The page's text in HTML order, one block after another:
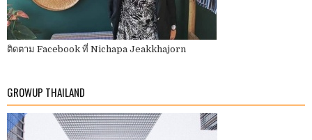
ติดตาม Facebook ที่ Nichapa Jeakkhajorn
GROWUP THAILAND